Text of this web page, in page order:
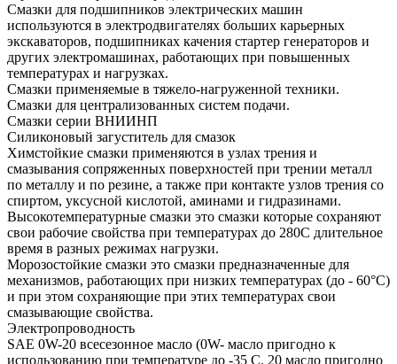
Смазки для подшипников электрических машин
используются в электродвигателях больших карьерных
экскаваторов, подшипниках качения стартер генераторов и
других электромашинах, работающих при повышенных
температурах и нагрузках.
Смазки применяемые в тяжело-нагруженной техники.
Смазки для централизованных систем подачи.
Смазки серии ВНИИНП
Силиконовый загуститель для смазок
Химстойкие смазки применяются в узлах трения и
смазывания сопряженных поверхностей при трении металл
по металлу и по резине, а также при контакте узлов трения со
спиртом, уксусной кислотой, аминами и гидразинами.
Высокотемпературные смазки это смазки которые сохраняют
свои рабочие свойства при температурах до 280С длительное
время в разных режимах нагрузки.
Морозостойкие смазки это смазки предназначенные для
механизмов, работающих при низких температурах (до - 60°С)
и при этом сохраняющие при этих температурах свои
смазывающие свойства.
Электропроводность
SAE 0W-20 всесезонное масло (0W- масло пригодно к
использованию при температуре до -35 С, 20 масло пригодно